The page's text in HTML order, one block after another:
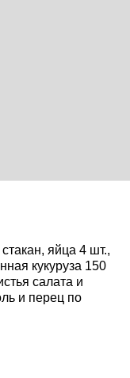
яйца 4 шт.,
кукуруза 150
салата и
и перец по